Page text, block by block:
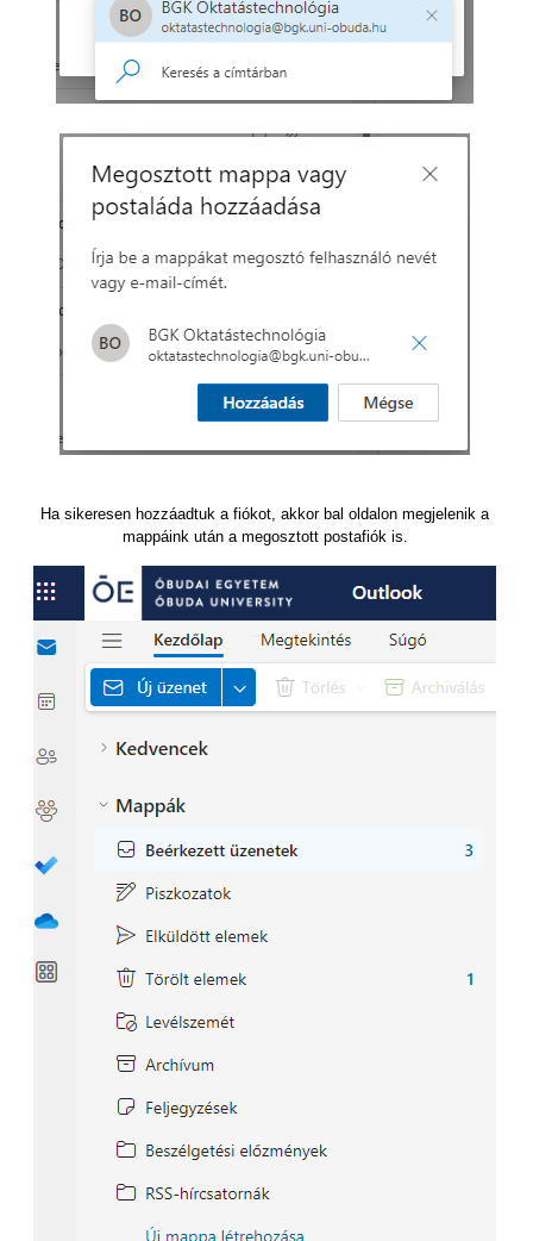
Ha sikeresen hozzáadtuk a fiókot, akkor bal oldalon megjelenik a
mappáink után a megosztott postafiók is.